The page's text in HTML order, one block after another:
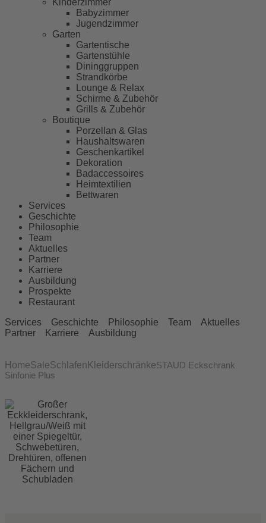
Babyzimmer
Jugendzimmer
Garten
Gartentische
Gartenstühle
Dininggruppen
Strandkörbe
Lounge & Relax
Schirme & Zubehör
Grills & Zubehör
Boutique
Porzellan & Glas
Haushaltswaren
Geschenkartikel
Dekoration
Badaccessoires
Heimtextilien
Bettwaren
Services
Geschichte
Philosophie
Team
Aktuelles
Partner
Karriere
Ausbildung
Prospekte
Restaurant
Services
Geschichte Philosophie Team
Aktuelles
Partner
Karriere Ausbildung
HomeSaleSchlafen KleiderschränkeSTAUD Eckschrank
Sinfonie Plus